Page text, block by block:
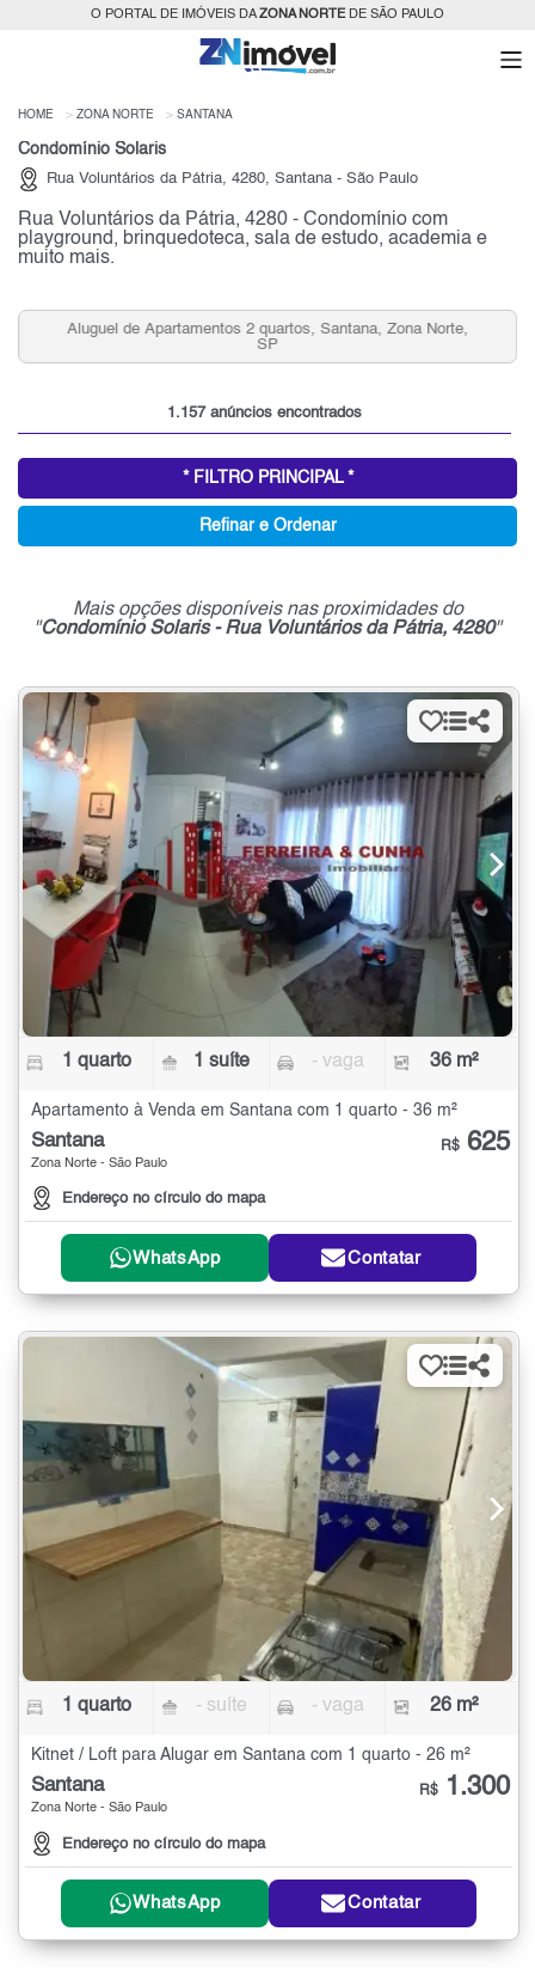
O PORTAL DE IMÓVEIS DAZONA NORTEDE SÃO PAULO
HOME ZONA NORTE SANTANA
Condomínio Solaris
Rua Voluntários da Pátria, 4280, Santana - São Paulo
Rua Voluntários da Pátria, 4280 - Condomínio com
playground, brinquedoteca, sala de estudo, academia e
muito mais.
Aluguel de Apartamentos 2 quartos, Santana, Zona Norte,
SP
1.157 anúncios encontrados
* FILTRO PRINCIPAL *
Refinar e Ordenar
Mais opções disponíveis nas proximidades do
"Condomínio Solaris - Rua Voluntários da Pátria, 4280"
1 quarto 1 suíte - vaga 36 m²
Apartamento à Venda em Santana com 1 quarto - 36 m²
Santana
Zona Norte - São Paulo
Endereço no círculo do mapa
R$ 625
WhatsApp Contatar
1 quarto - suíte - vaga 26 m²
Kitnet / Loft para Alugar em Santana com 1 quarto - 26 m²
Santana
Zona Norte - São Paulo
Endereço no círculo do mapa
R$ 1.300
WhatsApp Contatar